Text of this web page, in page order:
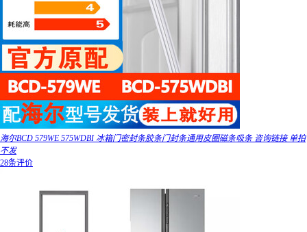
海尔BCD 579WE 575WDBI 冰箱门密封条胶条门封条通用皮圈磁条吸条 咨询链接 单拍
不发
28条评价